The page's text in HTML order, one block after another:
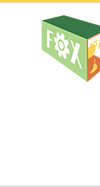
Skip